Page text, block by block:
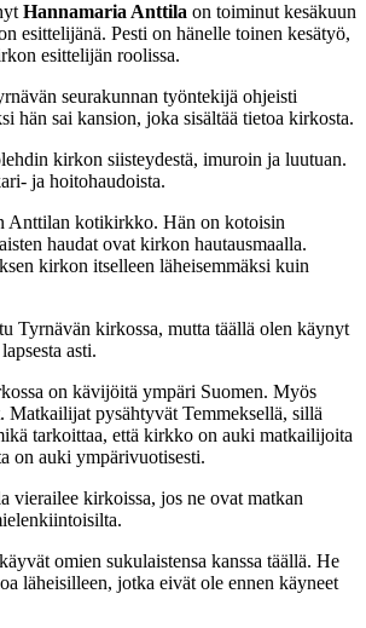
Hannamaria Anttila on toiminut kesäkuun
esittelijänä. Pesti on hänelle toinen kesätyö,
esittelijän roolissa.
seurakunnan työntekijä ohjeisti
hän sai kansion, joka sisältää tietoa kirkosta.
kirkon siisteydestä, imuroin ja luutuan.
ja hoitohaudoista.
Anttilan kotikirkko. Hän on kotoisin
haudat ovat kirkon hautausmaalla.
kirkon itselleen läheisemmäksi kuin
Tyrnävän kirkossa, mutta täällä olen käynyt
asti.
on kävijöitä ympäri Suomen. Myös
Matkailijat pysähtyvät Temmeksellä, sillä
tarkoittaa, että kirkko on auki matkailijoita
on auki ympärivuotisesti.
vierailee kirkoissa, jos ne ovat matkan
omien sukulaistensa kanssa täällä. He
läheisilleen, jotka eivät ole ennen käyneet